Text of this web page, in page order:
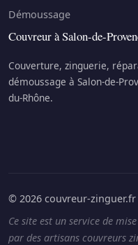
Démoussage
Couvreur à Salon-de-
Couverture, zinguerie,
démoussage à Salon-de-
du-Rhône.
© 2026 couvreur-zinguer.fr
Ce site est un service de
par des artisans couvreurs